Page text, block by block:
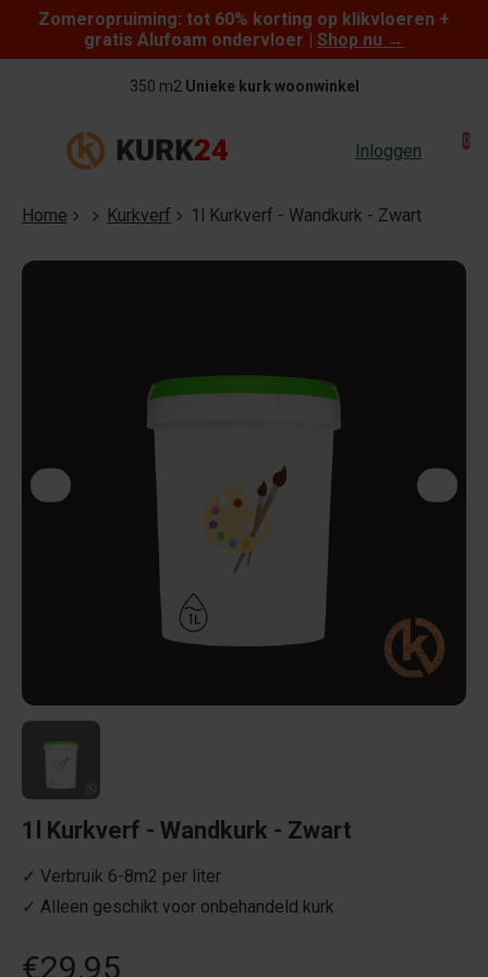
Skip to content
Zomeropruiming: tot 60% korting op klikvloeren +
gratis Alufoam ondervloer | Shop nu →
350 m2 Unieke kurk woonwinkel
Inloggen 0
Home Kurkverf 1l Kurkverf - Wandkurk - Zwart
1l Kurkverf - Wandkurk - Zwart
✓ Verbruik 6-8m2 per liter
✓ Alleen geschikt voor onbehandeld kurk
€29,95